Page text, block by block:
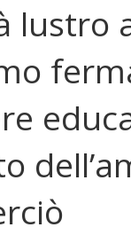
lustro